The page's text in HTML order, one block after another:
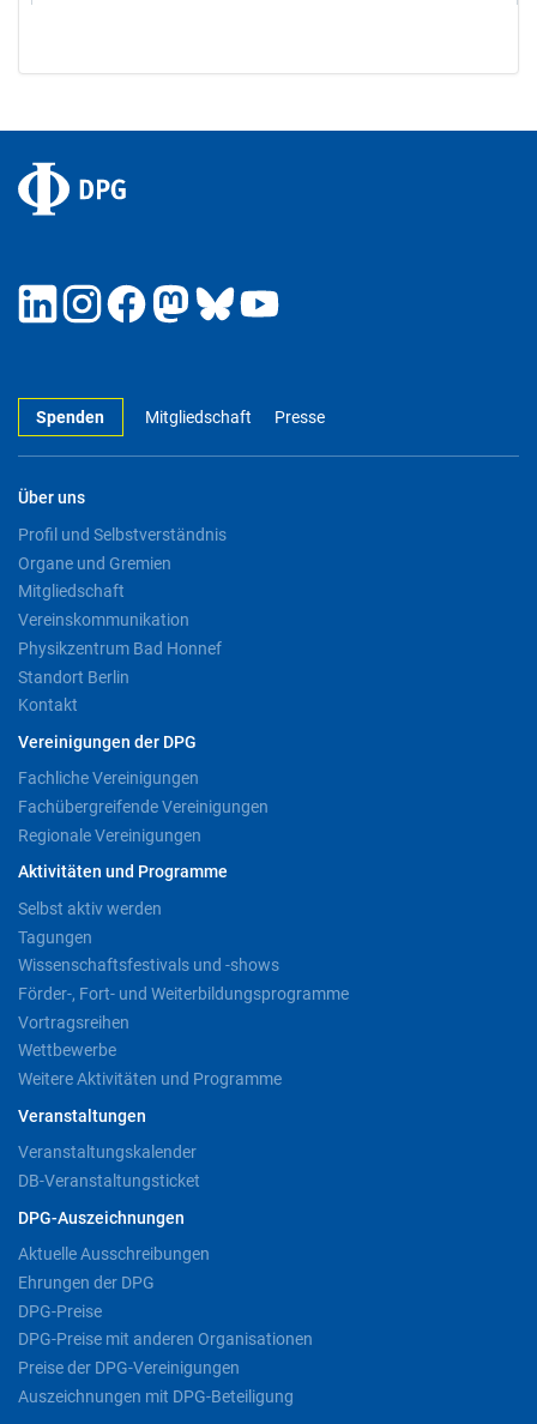
Spenden Mitgliedschaft Presse
Über uns
Profil und Selbstverständnis
Organe und Gremien
Mitgliedschaft
Vereinskommunikation
Physikzentrum Bad Honnef
Standort Berlin
Kontakt
Vereinigungen der DPG
Fachliche Vereinigungen
Fachübergreifende Vereinigungen
Regionale Vereinigungen
Aktivitäten und Programme
Selbst aktiv werden
Tagungen
Wissenschaftsfestivals und -shows
Förder-, Fort- und Weiterbildungsprogramme
Vortragsreihen
Wettbewerbe
Weitere Aktivitäten und Programme
Veranstaltungen
Veranstaltungskalender
DB-Veranstaltungsticket
DPG-Auszeichnungen
Aktuelle Ausschreibungen
Ehrungen der DPG
DPG-Preise
DPG-Preise mit anderen Organisationen
Preise der DPG-Vereinigungen
Auszeichnungen mit DPG-Beteiligung